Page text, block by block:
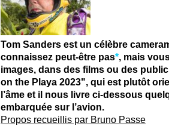
Tom Sanders est un célèbre
connaissez peut-être pas*, mais
images, dans des films ou des
on the Playa 2023", qui est plutôt
l’âme et il nous livre ci-dessous
embarquée sur l’avion.
Propos recueillis par Bruno Passe